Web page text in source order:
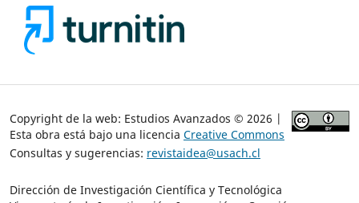
Copyright de la web: Estudios Avanzados © 2026 |
Esta obra está bajo una licencia Creative Commons
Consultas y sugerencias: revistaidea@usach.cl
Dirección de Investigación Científica y Tecnológica